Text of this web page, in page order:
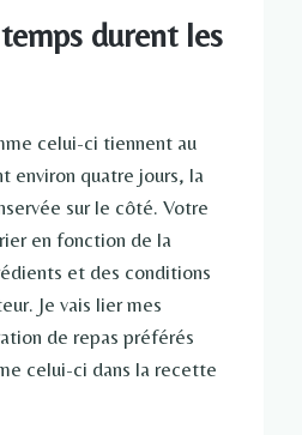
durent les
celui-ci tiennent au
environ quatre jours, la
sur le côté. Votre
en fonction de la
et des conditions
Je vais lier mes
de repas préférés
celui-ci dans la recette